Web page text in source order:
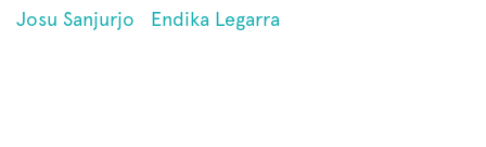
Josu Sanjurjo Endika Legarra